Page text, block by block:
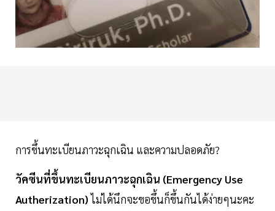
การขึ้นทะเบียนภาวะฉุกเฉิน และความปลอดภัย?
วัคซีนที่ขึ้นทะเบียนภาวะฉุกเฉิน (Emergency Use
Autherization)ไม่ได้นึกจะขอขึ้นก็ขึ้นกันได้ง่ายๆนะคะ